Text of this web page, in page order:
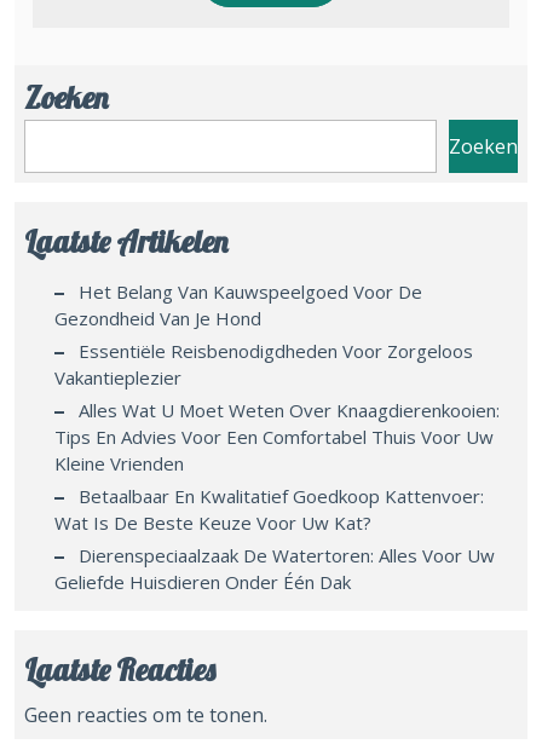
Zoeken
Zoeken
Laatste Artikelen
Het Belang Van Kauwspeelgoed Voor De
Gezondheid Van Je Hond
Essentiële Reisbenodigdheden Voor Zorgeloos
Vakantieplezier
Alles Wat U Moet Weten Over Knaagdierenkooien:
Tips En Advies Voor Een Comfortabel Thuis Voor Uw
Kleine Vrienden
Betaalbaar En Kwalitatief Goedkoop Kattenvoer:
Wat Is De Beste Keuze Voor Uw Kat?
Dierenspeciaalzaak De Watertoren: Alles Voor Uw
Geliefde Huisdieren Onder Één Dak
Laatste Reacties
Geen reacties om te tonen.